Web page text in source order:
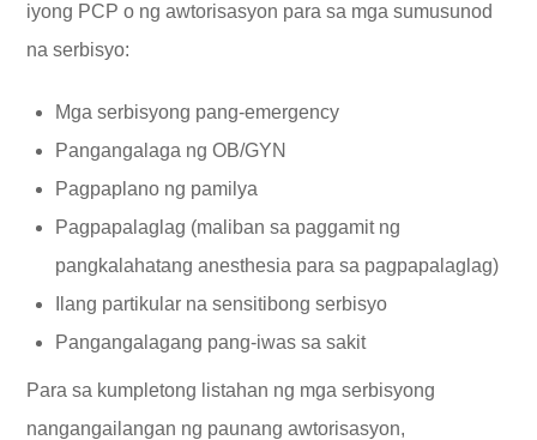
iyong PCP o ng awtorisasyon para sa mga sumusunod
na serbisyo:
Mga serbisyong pang-emergency
Pangangalaga ng OB/GYN
Pagpaplano ng pamilya
Pagpapalaglag (maliban sa paggamit ng
pangkalahatang anesthesia para sa pagpapalaglag)
Ilang partikular na sensitibong serbisyo
Pangangalagang pang-iwas sa sakit
Para sa kumpletong listahan ng mga serbisyong
nangangailangan ng paunang awtorisasyon,